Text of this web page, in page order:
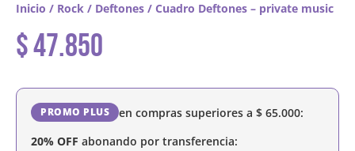
Inicio / Rock / Deftones / Cuadro Deftones – private music
$47.850
PROMO PLUS en compras superiores a $ 65.000:
20% OFF abonando por transferencia: